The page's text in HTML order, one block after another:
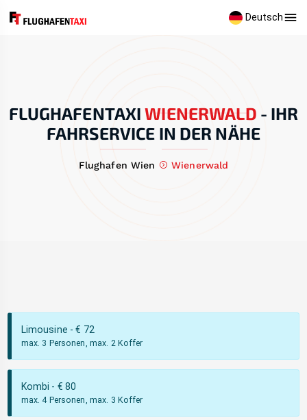
Deutsch
FLUGHAFENTAXI WIENERWALD - IHR
FAHRSERVICE IN DER NÄHE
Flughafen Wien Wienerwald
Limousine - € 72
max. 3 Personen, max. 2 Koffer
Kombi - € 80
max. 4 Personen, max. 3 Koffer